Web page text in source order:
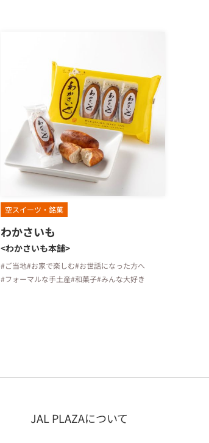
空スイーツ・銘菓
わかさいも
<わかさいも本舗>
#ご当地#お家で楽しむ#お世話になった方へ
#フォーマルな手土産#和菓子#みんな大好き
JAL PLAZAについて